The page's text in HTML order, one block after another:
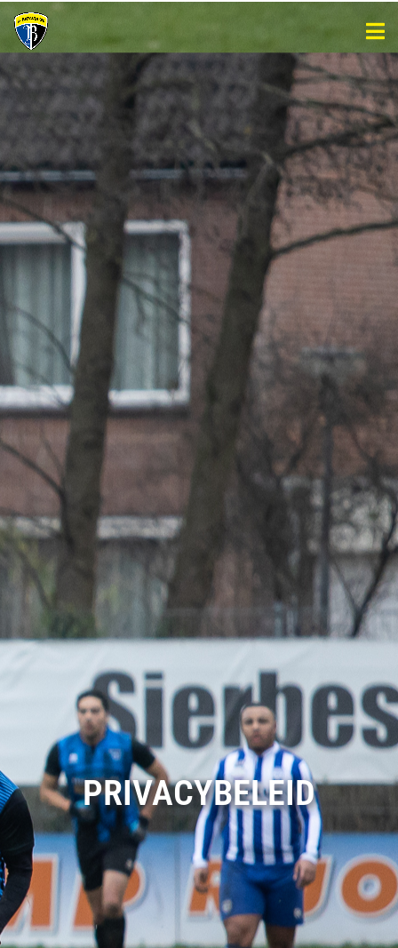
PRIVACYBELEID